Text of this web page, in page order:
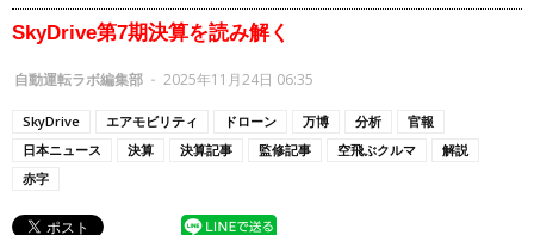
SkyDrive第7期決算を読み解く
自動運転ラボ編集部 - 2025年11月24日 06:35
SkyDrive エアモビリティ ドローン 万博 分析
官報
日本ニュース
決算 決算記事 監修記事 空飛ぶクルマ
解説
赤字